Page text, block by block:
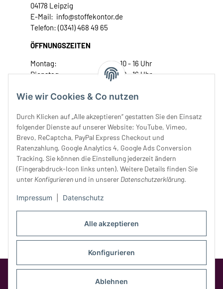
Alle akzeptieren
Konfigurieren
Ablehnen
Wie wir Cookies & Co nutzen
Durch Klicken auf „Alle akzeptieren“ gestatten Sie den Einsatz
folgender Dienste auf unserer Website: YouTube, Vimeo,
Brevo, ReCaptcha, PayPal Express Checkout und
Ratenzahlung, Google Analytics 4, Google Ads Conversion
Tracking. Sie können die Einstellung jederzeit ändern
(Fingerabdruck-Icon links unten). Weitere Details finden Sie
unter Konfigurieren und in unserer Datenschutzerklärung.
Impressum Datenschutz
04178 Leipzig
E-Mail: info@stoffekontor.de
Telefon: (0341) 468 49 65
ÖFFNUNGSZEITEN
Montag:
10 - 16 Uhr
Dienstag:
10 - 16 Uhr
Donnerstag:
10 - 18 Uhr
Samstag:
10 - 14 Uhr
Unser Service
Rechtliches
Google Analytics deaktivierenStatus: